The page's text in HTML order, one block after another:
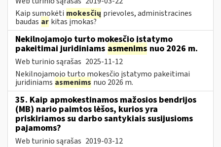
Kaip sumokėti mokesčių prievoles, administracines
baudas ar kitas įmokas?
Nekilnojamojo turto mokesčio įstatymo
pakeitimai juridiniams asmenims nuo 2026 m.
Web turinio sąrašas 2025-11-12
Nekilnojamojo turto mokesčio įstatymo pakeitimai
juridiniams asmenims nuo 2026 m.
35. Kaip apmokestinamos mažosios bendrijos
(MB) nario paimtos lėšos, kurios yra
priskiriamos su darbo santykiais susijusioms
pajamoms?
Web turinio sąrašas 2019-03-12